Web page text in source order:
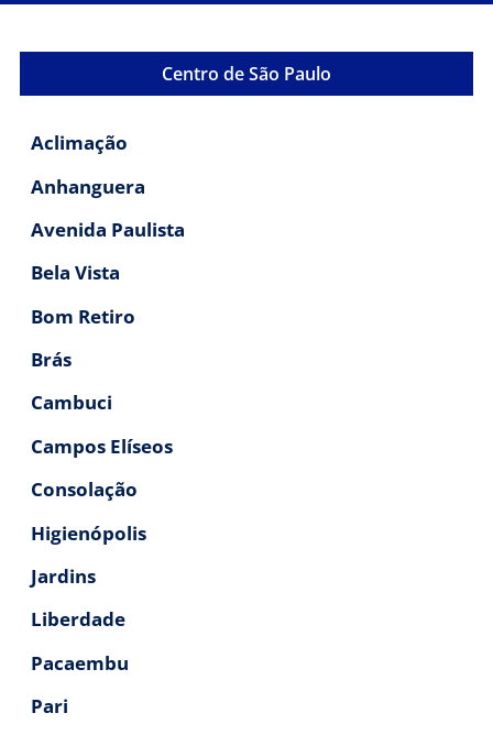
Centro de São Paulo
Aclimação
Anhanguera
Avenida Paulista
Bela Vista
Bom Retiro
Brás
Cambuci
Campos Elíseos
Consolação
Higienópolis
Jardins
Liberdade
Pacaembu
Pari